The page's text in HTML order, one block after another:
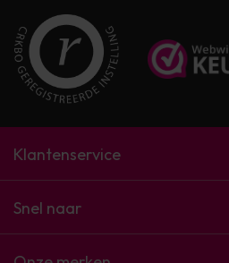
Klantenservice
Snel naar